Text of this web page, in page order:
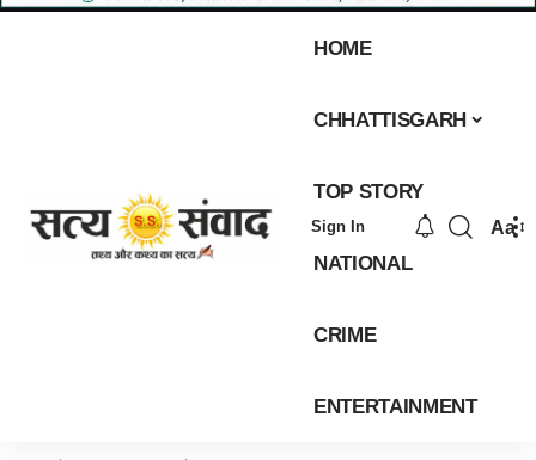
HOME
CHHATTISGARH
TOP STORY
NATIONAL
CRIME
ENTERTAINMENT
Sign In Aa